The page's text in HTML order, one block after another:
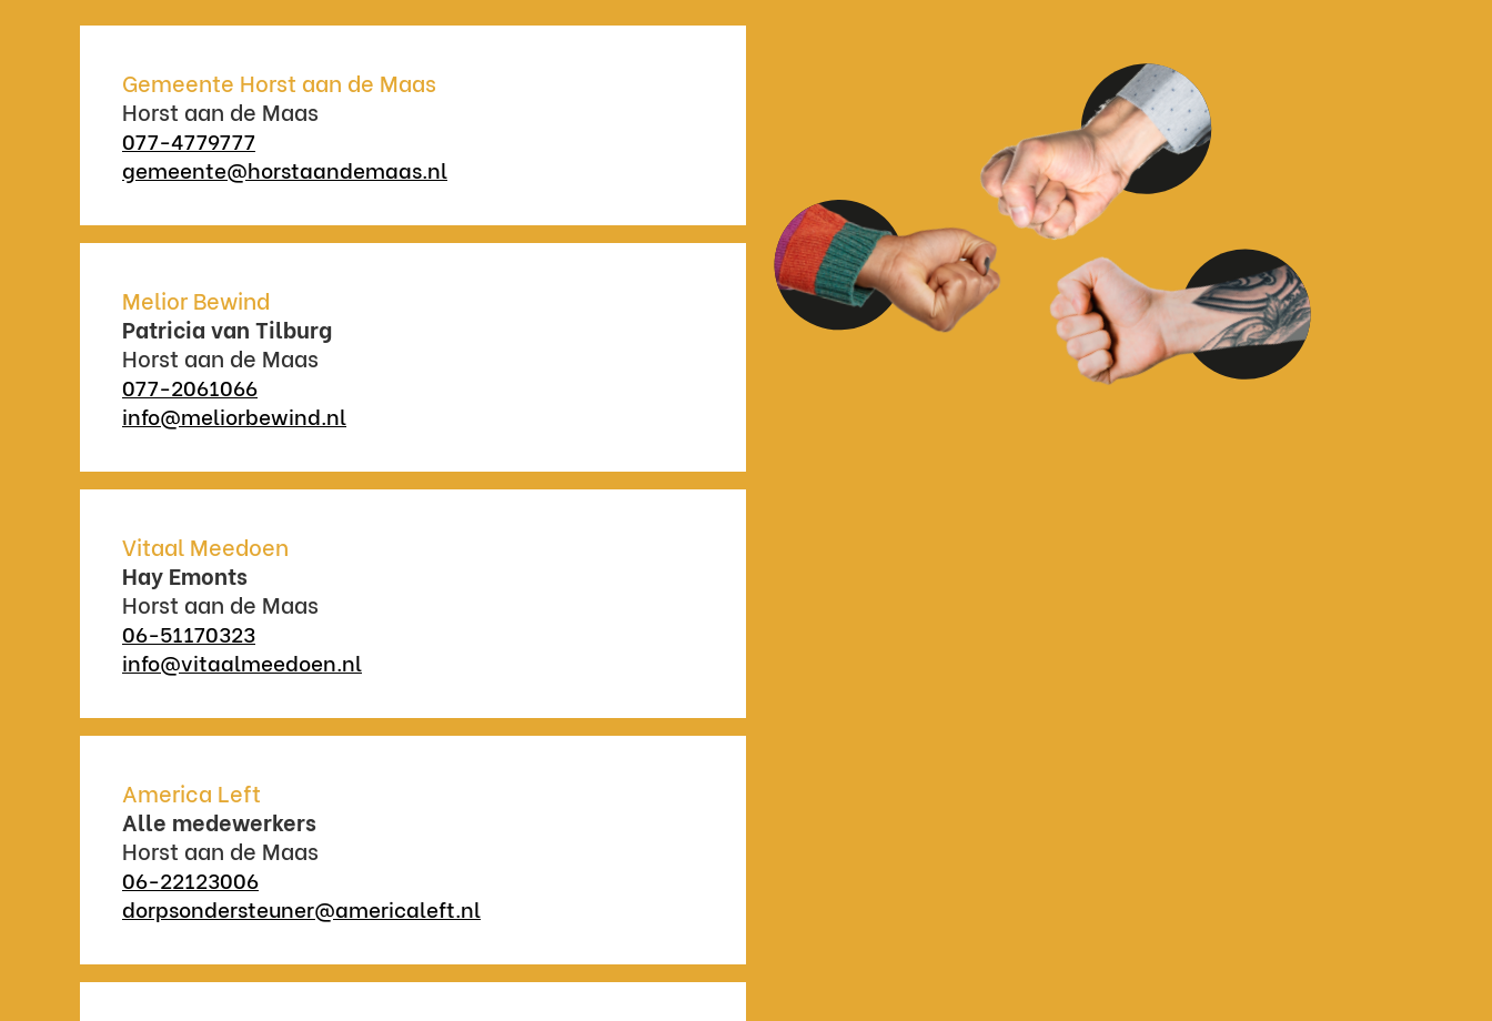
Gemeente Horst aan de Maas
Horst aan de Maas
077-4779777
gemeente@horstaandemaas.nl
Melior Bewind
Patricia van Tilburg
Horst aan de Maas
077-2061066
info@meliorbewind.nl
Vitaal Meedoen
Hay Emonts
Horst aan de Maas
06-51170323
info@vitaalmeedoen.nl
America Left
Alle medewerkers
Horst aan de Maas
06-22123006
dorpsondersteuner@americaleft.nl